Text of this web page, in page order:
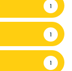
1
1
1